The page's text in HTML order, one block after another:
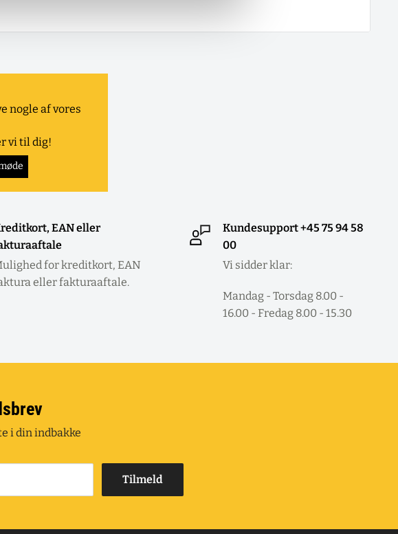
nogle af vores
vi til dig!
EAN eller
for kreditkort, EAN
eller fakturaaftale.
Kundesupport +45 75 94 58
00
Vi sidder klar:
Mandag - Torsdag 8.00 -
16.00 - Fredag 8.00 - 15.30
i din indbakke
Tilmeld